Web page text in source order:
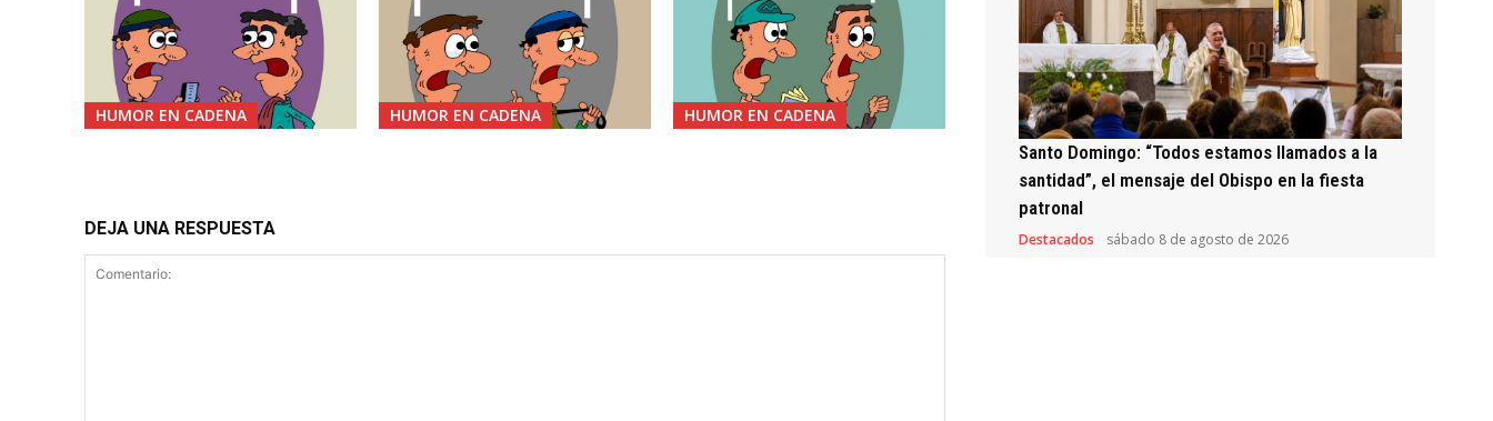
HUMOR EN CADENA HUMOR EN CADENA HUMOR EN CADENA
DEJA UNA RESPUESTA
Santo Domingo: “Todos estamos llamados a la
santidad”, el mensaje del Obispo en la fiesta
patronal
Destacados sábado 8 de agosto de 2026